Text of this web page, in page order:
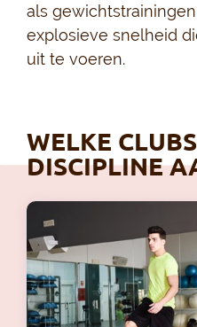
als
explosieve snelheid
uit te voeren.
WELKE
DISCIPLINE